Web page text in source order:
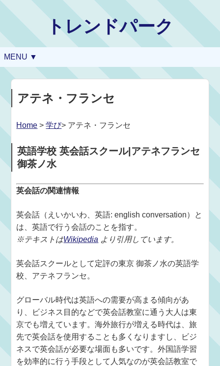
トレンドパーク
MENU ▼
アテネ・フランセ
Home >学び> アテネ・フランセ
英語学校 英会話スクール|アテネフランセ
御茶ノ水
英会話の関連情報
英会話（えいかいわ、英語: english conversation）と
は、英語で行う会話のことを指す。
※テキストはWikipedia より引用しています。
英会話スクールとして定評の東京 御茶ノ水の英語学
校、アテネフランセ。
グローバル時代は英語への需要が高まる傾向があ
り、ビジネス目的などで英会話教室に通う大人は東
京でも増えています。海外旅行が増える時代は、旅
先で英会話を使用することも多くなりますし、ビジ
ネスで英会話が必要な場面も多いです。外国語学習
を効率的に行う手段として人気なのが英会話教室で